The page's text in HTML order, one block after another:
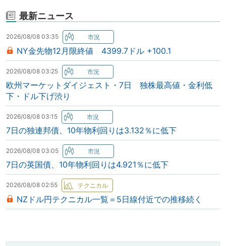
最新ニュース
2026/08/08 03:35
NY金先物12月限終値 4399.7ドル +100.1
2026/08/08 03:25
欧州マーケットダイジェスト・7日 独株最高値・金利低
下・ドル下げ渋り
2026/08/08 03:15
7日の独連邦債、10年物利回りは3.132％に低下
2026/08/08 03:05
7日の英国債、10年物利回りは4.921％に低下
2026/08/08 02:55
NZドル円テクニカル一覧＝5日線付近での推移続く